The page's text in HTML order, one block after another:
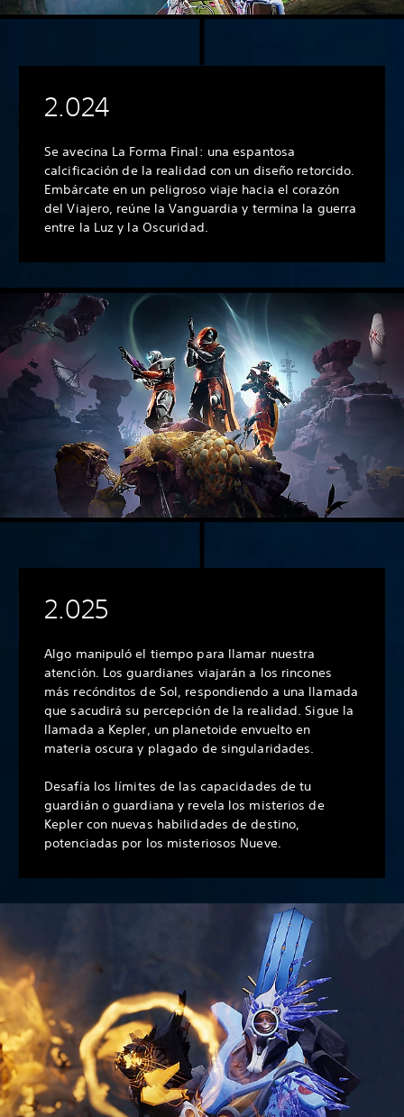
2.024
Se avecina La Forma Final: una espantosa
calcificación de la realidad con un diseño retorcido.
Embárcate en un peligroso viaje hacia el corazón
del Viajero, reúne la Vanguardia y termina la guerra
entre la Luz y la Oscuridad.
2.025
Algo manipuló el tiempo para llamar nuestra
atención. Los guardianes viajarán a los rincones
más recónditos de Sol, respondiendo a una llamada
que sacudirá su percepción de la realidad. Sigue la
llamada a Kepler, un planetoide envuelto en
materia oscura y plagado de singularidades.
Desafía los límites de las capacidades de tu
guardián o guardiana y revela los misterios de
Kepler con nuevas habilidades de destino,
potenciadas por los misteriosos Nueve.